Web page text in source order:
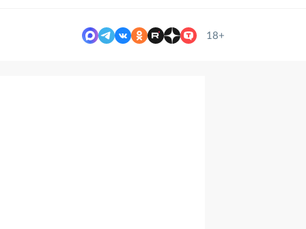
18+